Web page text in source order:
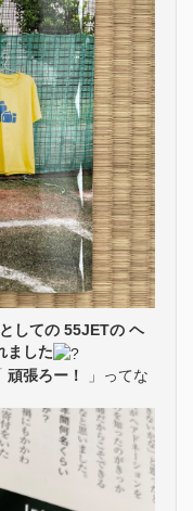
しての 55JETの ヘ
ました
頑張ろー！
」ってな